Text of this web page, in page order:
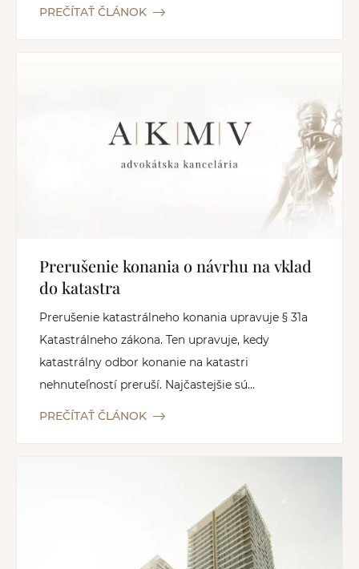
PREČÍTAŤ ČLÁNOK
Prerušenie konania o návrhu na vklad
do katastra
Prerušenie katastrálneho konania upravuje § 31a
Katastrálneho zákona. Ten upravuje, kedy
katastrálny odbor konanie na katastri
nehnuteľností preruší. Najčastejšie sú...
PREČÍTAŤ ČLÁNOK